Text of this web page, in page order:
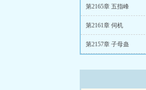
第2165章 五指峰
第2161章 伺机
第2157章 子母蛊